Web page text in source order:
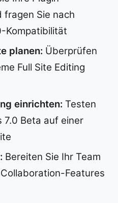
fragen Sie nach
Kompatibilität
planen: Überprüfen
Full Site Editing
einrichten: Testen
7.0 Beta auf einer
Bereiten Sie Ihr Team
Features